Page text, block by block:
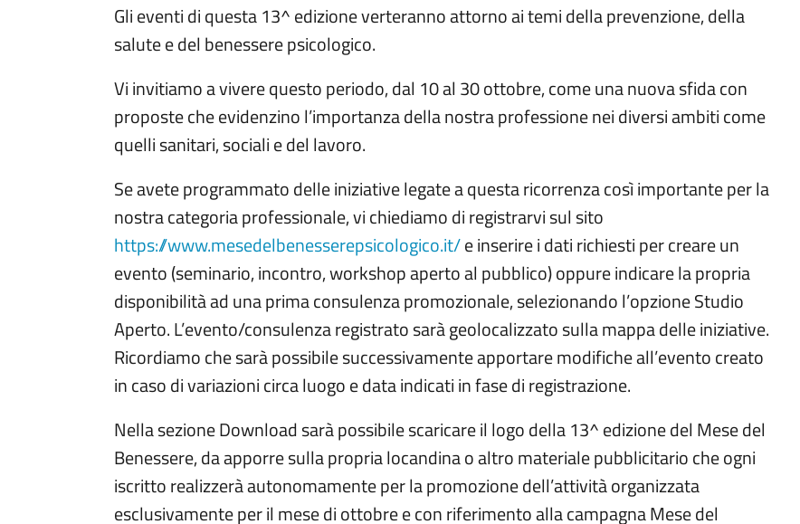
Gli eventi di questa 13^ edizione verteranno attorno ai temi della prevenzione, della
salute e del benessere psicologico.
Vi invitiamo a vivere questo periodo, dal 10 al 30 ottobre, come una nuova sfida con
proposte che evidenzino l’importanza della nostra professione nei diversi ambiti come
quelli sanitari, sociali e del lavoro.
Se avete programmato delle iniziative legate a questa ricorrenza così importante per la
nostra categoria professionale, vi chiediamo di registrarvi sul sito
https://www.mesedelbenesserepsicologico.it/e inserire i dati richiesti per creare un
evento (seminario, incontro, workshop aperto al pubblico) oppure indicare la propria
disponibilità ad una prima consulenza promozionale, selezionando l’opzione Studio
Aperto. L’evento/consulenza registrato sarà geolocalizzato sulla mappa delle iniziative.
Ricordiamo che sarà possibile successivamente apportare modifiche all’evento creato
in caso di variazioni circa luogo e data indicati in fase di registrazione.
Nella sezione Download sarà possibile scaricare il logo della 13^ edizione del Mese del
Benessere, da apporre sulla propria locandina o altro materiale pubblicitario che ogni
iscritto realizzerà autonomamente per la promozione dell’attività organizzata
esclusivamente per il mese di ottobre e con riferimento alla campagna Mese del